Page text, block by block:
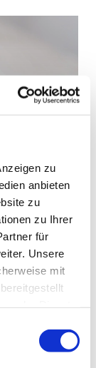
zu
anbieten
zu
zu Ihrer
für
Unsere
mit